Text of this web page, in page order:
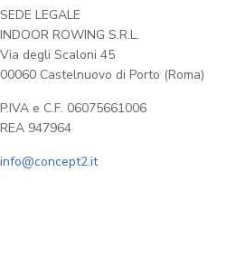
SEDE LEGALE
INDOOR ROWING S.R.L.
Via degli Scaloni 45
00060 Castelnuovo di Porto (Roma)
P.IVA e C.F. 06075661006
REA 947964
info@concept2.it